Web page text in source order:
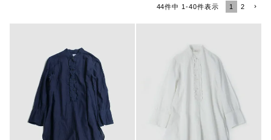
44件中 1-40件表示 1 2